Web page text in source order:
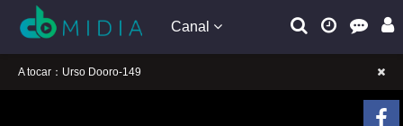
Canal
A tocar：Urso Dooro-149